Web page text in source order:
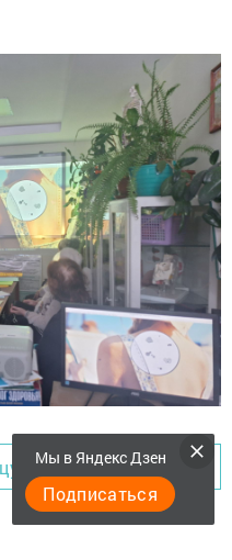
новости
Мы в Яндекс Дзен
Подписаться